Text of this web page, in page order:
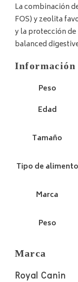
La combinación
FOS) y zeolita
y la protección
balanced
Información
Peso
Edad
Tamaño
Tipo de alimento
Marca
Peso
Marca
Royal Canin